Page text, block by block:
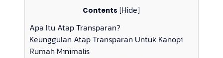
Contents Hide
Apa Itu Atap Transparan?
Keunggulan Atap Transparan Untuk Kanopi
Rumah Minimalis